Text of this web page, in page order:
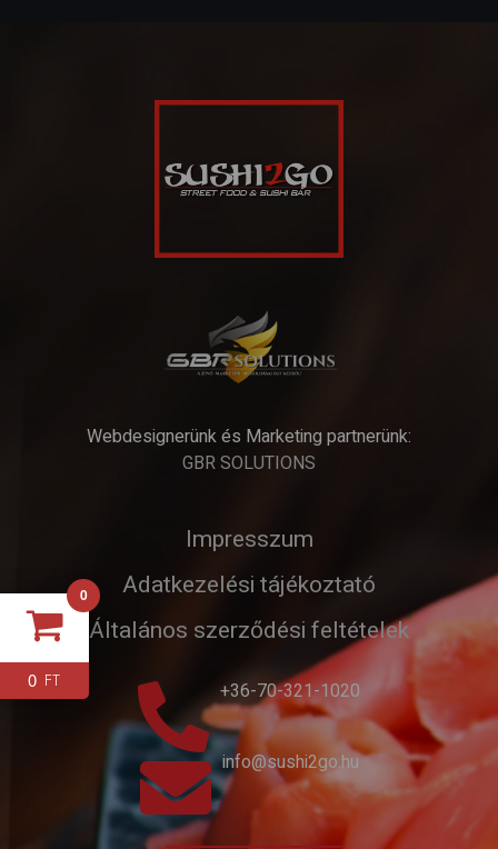
Webdesignerünk és Marketing partnerünk:
GBR SOLUTIONS
Impresszum
Adatkezelési tájékoztató
Általános szerződési feltételek
+36-70-321-1020
info@sushi2go.hu
0
0 FT